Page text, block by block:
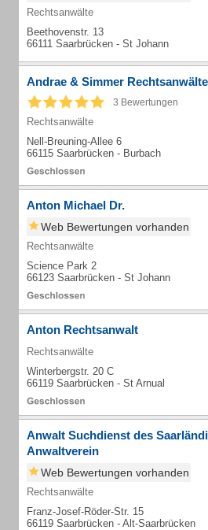
Rechtsanwälte
Beethovenstr. 13
66111 Saarbrücken - St Johann
Andrae & Simmer Rechtsanwälte
3 Bewertungen
Rechtsanwälte
Nell-Breuning-Allee 6
66115 Saarbrücken - Burbach
Anton Michael Dr.
Web Bewertungen vorhanden
Rechtsanwälte
Science Park 2
66123 Saarbrücken - St Johann
Anton Rechtsanwalt
Rechtsanwälte
Winterbergstr. 20 C
66119 Saarbrücken - St Arnual
Anwalt Suchdienst des
Anwaltverein
Web Bewertungen vorhanden
Rechtsanwälte
Franz-Josef-Röder-Str. 15
66119 Saarbrücken - Alt-Saarbrücken